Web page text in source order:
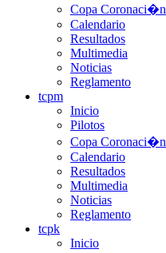
Copa Coronaci�n
Calendario
Resultados
Multimedia
Noticias
Reglamento
tcpm
Inicio
Pilotos
Copa Coronaci�n
Calendario
Resultados
Multimedia
Noticias
Reglamento
tcpk
Inicio